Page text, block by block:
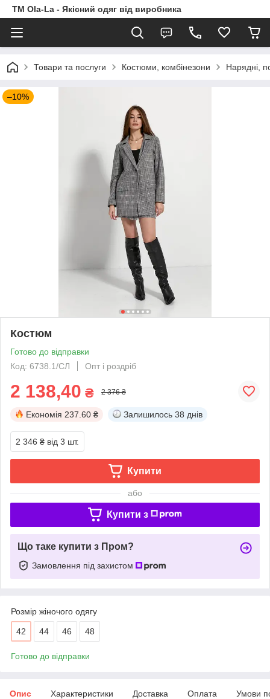
TM Ola-La - Якісний одяг від виробника
Товари та послуги Костюми, комбінезони Нарядні,
–10%
Костюм
Готово до відправки
Код: 6738.1/СЛ
Опт і роздріб
2 138,40 ₴ 2 376 ₴
Економія 237.60 ₴ Залишилось 38 днів
2 346 ₴ від 3 шт.
Купити
або
Купити з
Що таке купити з Пром?
Замовлення під захистом
Розмір жіночого одягу
42 44 46 48
Готово до відправки
Опис Характеристики Доставка Оплата Умови